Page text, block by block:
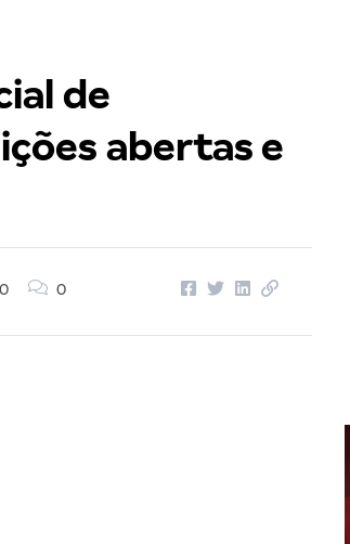
de
abertas e
0 0